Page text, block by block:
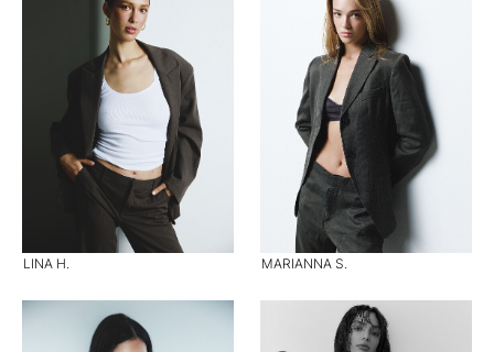
LINA H. MARIANNA S.